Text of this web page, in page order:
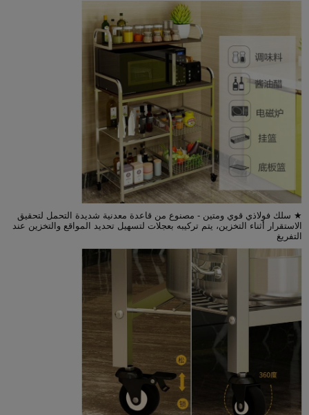
★ سلك فولاذي قوي ومتين - مصنوع من قاعدة معدنية شديدة التحمل لتحقيق
الاستقرار أثناء التخزين، يتم تركيبه بعجلات لتسهيل تحديد المواقع والتخزين عند
التفريغ